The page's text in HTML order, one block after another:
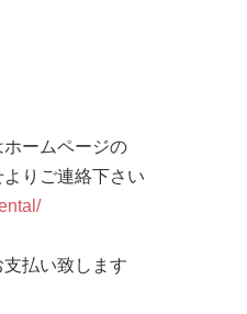
ームページの
りご連絡下さい
払い致します